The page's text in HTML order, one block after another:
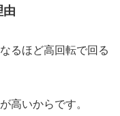
由
るほど高回転で回る
高いからです。